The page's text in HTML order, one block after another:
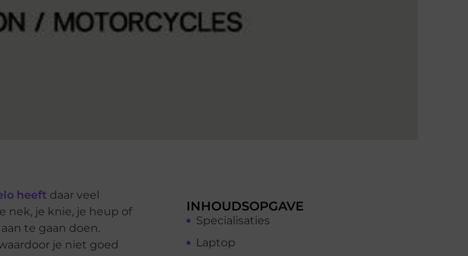
heeft daar veel
nek, je knie, je heup of
te gaan doen.
je niet goed
INHOUDSOPGAVE
Specialisaties
Laptop